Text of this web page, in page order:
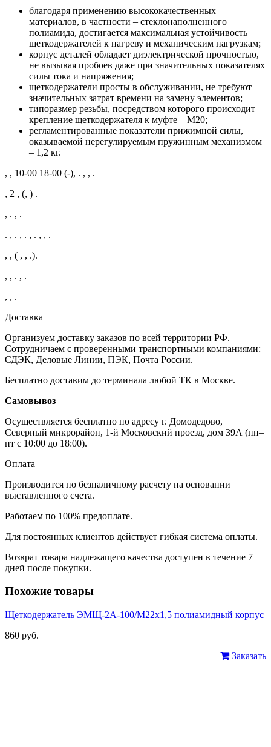
благодаря применению высококачественных
материалов, в частности – стеклонаполненного
полиамида, достигается максимальная устойчивость
щеткодержателей к нагреву и механическим нагрузкам;
корпус деталей обладает диэлектрической прочностью,
не вызывая пробоев даже при значительных показателях
силы тока и напряжения;
щеткодержатели просты в обслуживании, не требуют
значительных затрат времени на замену элементов;
типоразмер резьбы, посредством которого происходит
крепление щеткодержателя к муфте – М20;
регламентированные показатели прижимной силы,
оказываемой нерегулируемым пружинным механизмом
– 1,2 кг.
, , 10-00 18-00 (-), . , , .
, 2 , (, ) .
, . , .
. , . , . , . , , .
, , ( , , .).
, , . , .
, , .
Доставка
Организуем доставку заказов по всей территории РФ.
Сотрудничаем с проверенными транспортными компаниями:
СДЭК, Деловые Линии, ПЭК, Почта России.
Бесплатно доставим до терминала любой ТК в Москве.
Самовывоз
Осуществляется бесплатно по адресу г. Домодедово,
Северный микрорайон, 1-й Московский проезд, дом 39А (пн–
пт с 10:00 до 18:00).
Оплата
Производится по безналичному расчету на основании
выставленного счета.
Работаем по 100% предоплате.
Для постоянных клиентов действует гибкая система оплаты.
Возврат товара надлежащего качества доступен в течение 7
дней после покупки.
Похожие товары
Щеткодержатель ЭМЩ-2А-100/М22х1,5 полиамидный корпус
860 руб.
Заказать